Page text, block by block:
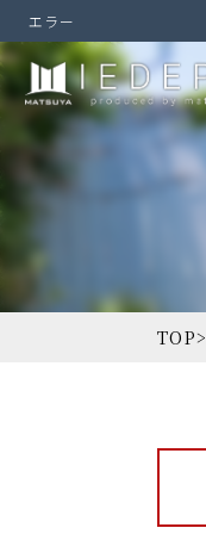
エラー
TOP>